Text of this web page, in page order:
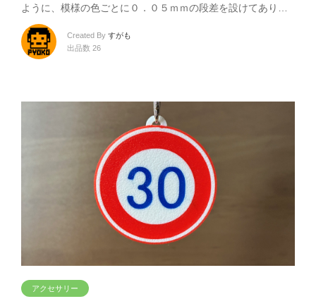
ように、模様の色ごとに０．０５ｍｍの段差を設けてあり…
Created By すがも
出品数 26
アクセサリー